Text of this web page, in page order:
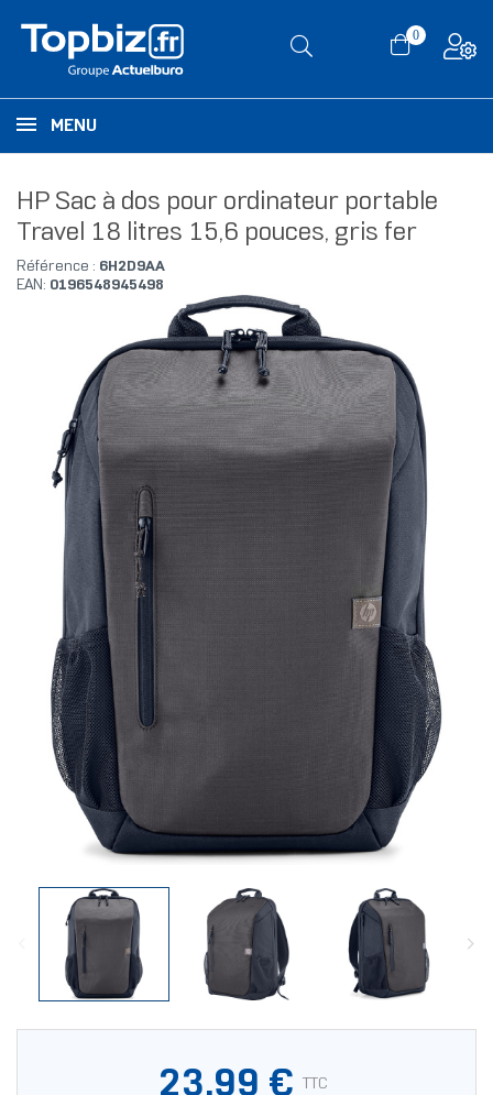
0
MENU
HP Sac à dos pour ordinateur portable
Travel 18 litres 15,6 pouces, gris fer
Référence : 6H2D9AA
EAN: 0196548945498
23,99 € TTC